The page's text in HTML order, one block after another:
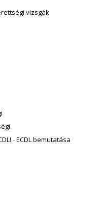
vizsgák
-ECDL bemutatása